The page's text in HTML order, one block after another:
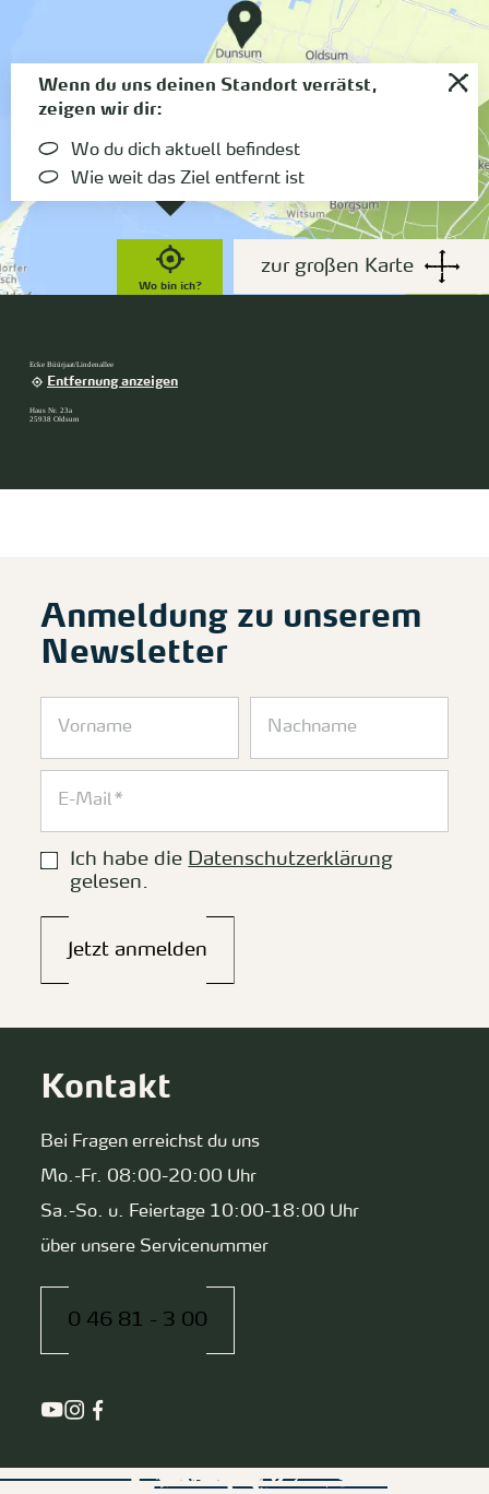
Wo bin ich?
Wenn du uns deinen Standort verrätst,
zeigen wir dir:
Wo du dich aktuell befindest
Wie weit das Ziel entfernt ist
zur großen Karte
Ecke Büürjaat/Lindenallee
Entfernung anzeigen
Haus Nr. 23a
25938 Oldsum
Anmeldung zu unserem
Newsletter
Ich habe die Datenschutzerklärung
gelesen.
Jetzt anmelden
Kontakt
Bei Fragen erreichst du uns
Mo.-Fr. 08:00-20:00 Uhr
Sa.-So. u. Feiertage 10:00-18:00 Uhr
über unsere Servicenummer
0 46 81 - 3 00